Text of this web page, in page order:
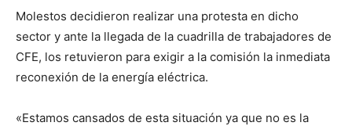
Molestos decidieron realizar una protesta en dicho
sector y ante la llegada de la cuadrilla de trabajadores de
CFE, los retuvieron para exigir a la comisión la inmediata
reconexión de la energía eléctrica.
«Estamos cansados de esta situación ya que no es la